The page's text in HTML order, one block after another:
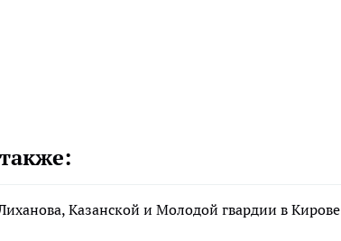
Казанской и Молодой гвардии в Кирове